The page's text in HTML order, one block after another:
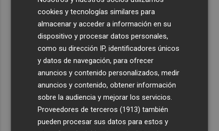
cookies y tecnologías similares para
almacenar y acceder a información en su
dispositivo y procesar datos personales,
como su dirección IP, identificadores únicos
y datos de navegación, para ofrecer
anuncios y contenido personalizados, medir
anuncios y contenido, obtener información
sobre la audiencia y mejorar los servicios.
Proveedores de terceros (1913) también
pueden procesar sus datos para estos y